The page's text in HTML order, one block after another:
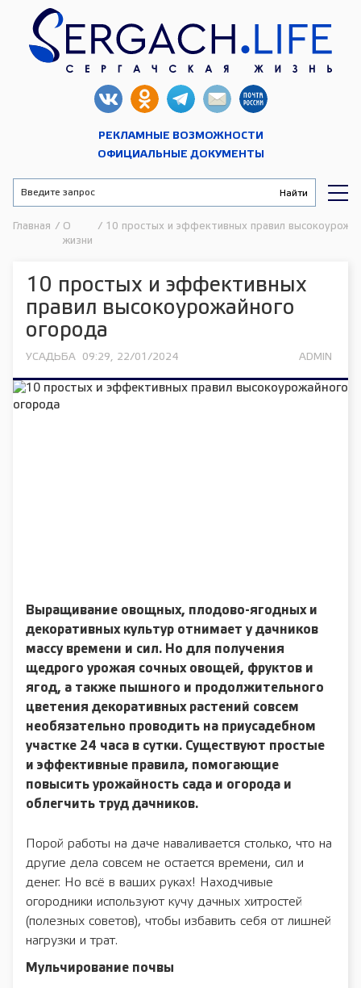
РЕКЛАМНЫЕ ВОЗМОЖНОСТИ
ОФИЦИАЛЬНЫЕ ДОКУМЕНТЫ
Главная / О
жизни
/ 10 простых и эффективных правил
10 простых и эффективных
правил высокоурожайного
огорода
УСАДЬБА 09:29, 22/01/2024 ADMIN
Выращивание овощных, плодово-ягодных и
декоративных культур отнимает у дачников
массу времени и сил. Но для получения
щедрого урожая сочных овощей, фруктов и
ягод, а также пышного и продолжительного
цветения декоративных растений совсем
необязательно проводить на приусадебном
участке 24 часа в сутки. Существуют простые
и эффективные правила, помогающие
повысить урожайность сада и огорода и
облегчить труд дачников.
Порой работы на даче наваливается столько, что на
другие дела совсем не остается времени, сил и
денег. Но всё в ваших руках! Находчивые
огородники используют кучу дачных хитростей
(полезных советов), чтобы избавить себя от лишней
нагрузки и трат.
Мульчирование почвы